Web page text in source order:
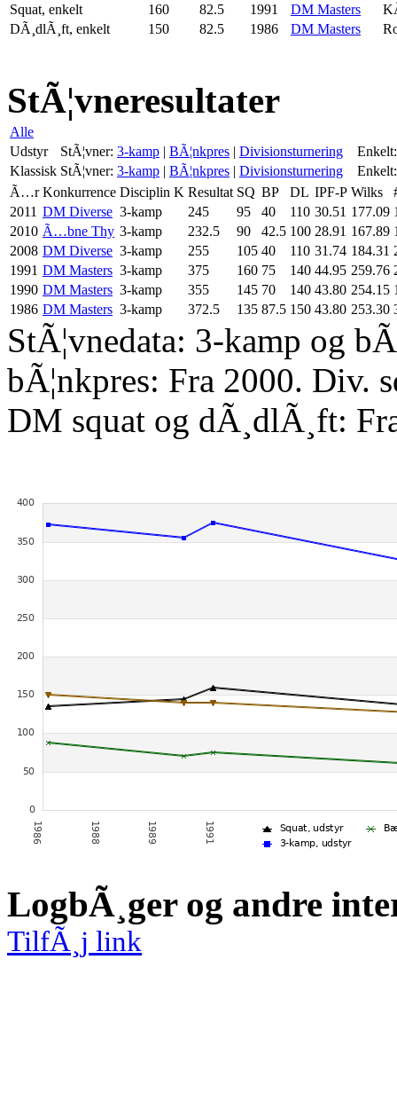
Squat, enkelt
160 82.5 1991 DM Masters
DÃ¸dlÃ¸ft, enkelt
150 82.5 1986 DM Masters
StÃ¦vneresultater
Alle
Udstyr
StÃ¦vner: 3-kamp | BÃ¦nkpres | Divisionsturnering
Enkelt:
Klassisk StÃ¦vner: 3-kamp | BÃ¦nkpres | Divisionsturnering
Enkelt:
Ã…r Konkurrence Disciplin K Resultat SQ BP DL IPF-P Wilks
2011 DM Diverse 3-kamp 245 95 40 110 30.51 177.09
2010 Ã…bne Thy 3-kamp 232.5 90 42.5 100 28.91 167.89
2008 DM Diverse 3-kamp 255 105 40 110 31.74 184.31
1991 DM Masters 3-kamp 375 160 75 140 44.95 259.76
1990 DM Masters 3-kamp 355 145 70 140 43.80 254.15
1986 DM Masters 3-kamp 372.5 135 87.5 150 43.80 253.30
StÃ¦vnedata: 3-kamp og
bÃ¦nkpres: Fra 2000. Div.
DM squat og dÃ¸dlÃ¸ft:
LogbÃ¸ger og andre
TilfÃ¸j link